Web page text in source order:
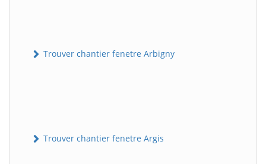
Trouver chantier fenetre Arbigny
Trouver chantier fenetre Argis